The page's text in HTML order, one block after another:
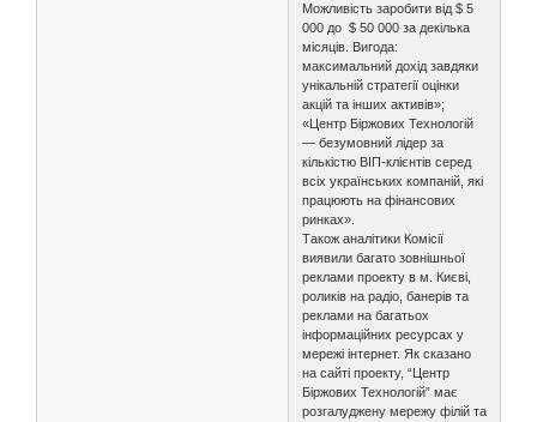
Можливість заробити від $ 5
000 до $ 50 000 за декілька
місяців. Вигода:
максимальний дохід завдяки
унікальній стратегії оцінки
акцій та інших активів»;
«Центр Біржових Технологій
— безумовний лідер за
кількістю ВІП-клієнтів серед
всіх українських компаній, які
працюють на фінансових
ринках».
Також аналітики Комісії
виявили багато зовнішньої
реклами проекту в м. Києві,
роликів на радіо, банерів та
реклами на багатьох
інформаційних ресурсах у
мережі інтернет. Як сказано
на сайті проекту, “Центр
Біржових Технологій” має
розгалуджену мережу філій та